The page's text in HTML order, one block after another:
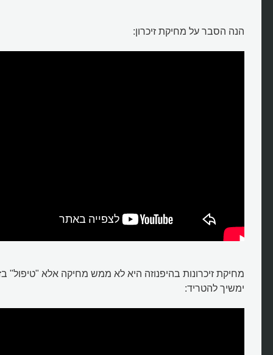
הנה הסבר על מחיקת זיכרון:
מחיקת זיכרונות בהיפנוזה היא לא ממש מחיקה אלא "טיפול"
ימשיך להטריד: